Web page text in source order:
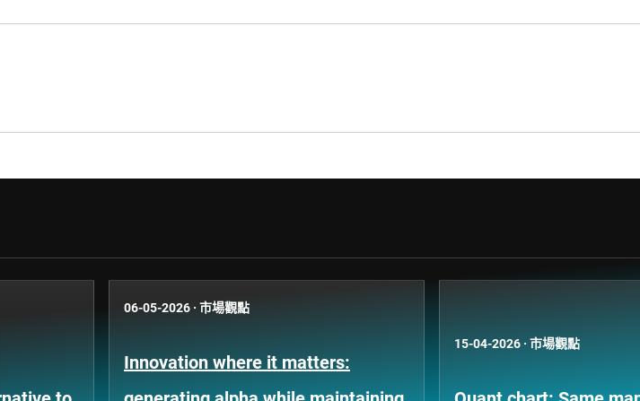
06-05-2026 · 市場觀點
Innovation where it matters:
15-04-2026 · 市場觀點